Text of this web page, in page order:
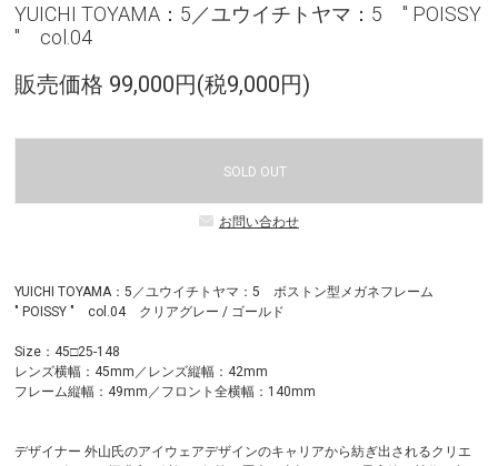
YUICHI TOYAMA：5／ユウイチトヤマ：5 " POISSY
" col.04
販売価格 99,000円(税9,000円)
SOLD OUT
お問い合わせ
YUICHI TOYAMA：5／ユウイチトヤマ：5 ボストン型メガネフレーム
" POISSY " col.04 クリアグレー / ゴールド
Size：45□25-148
レンズ横幅：45mm／レンズ縦幅：42mm
フレーム縦幅：49mm／フロント全横幅：140mm
デザイナー 外山氏のアイウェアデザインのキャリアから紡ぎ出されるクリエ